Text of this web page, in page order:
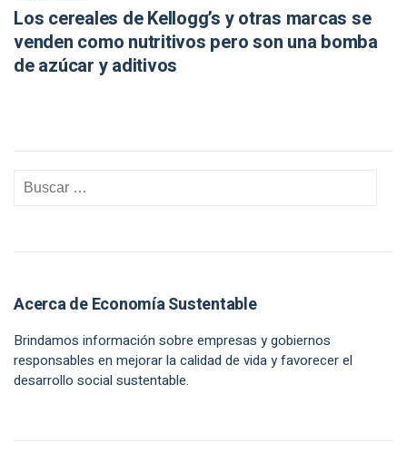
Los cereales de Kellogg’s y otras marcas se
venden como nutritivos pero son una bomba
de azúcar y aditivos
Acerca de Economía Sustentable
Brindamos información sobre empresas y gobiernos
responsables en mejorar la calidad de vida y favorecer el
desarrollo social sustentable.